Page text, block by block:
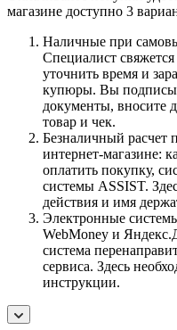
магазине доступно 3
Наличные при
Специалист
уточнить время и
купюры. Вы
документы, вносите
товар и чек.
Безналичный расчет
интернет-магазине:
оплатить покупку,
системы ASSIST.
действия и имя
Электронные
WebMoney и
система
сервиса. Здесь
инструкции.